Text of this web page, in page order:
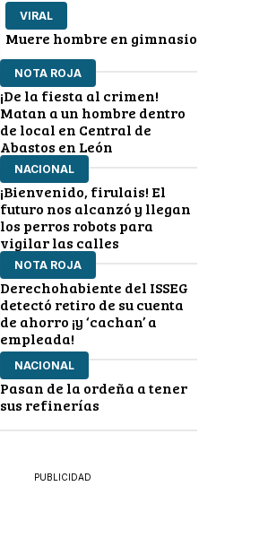
VIRAL
Muere hombre en gimnasio
NOTA ROJA
¡De la fiesta al crimen!
Matan a un hombre dentro
de local en Central de
Abastos en León
NACIONAL
¡Bienvenido, firulais! El
futuro nos alcanzó y llegan
los perros robots para
vigilar las calles
NOTA ROJA
Derechohabiente del ISSEG
detectó retiro de su cuenta
de ahorro ¡y ‘cachan’ a
empleada!
NACIONAL
Pasan de la ordeña a tener
sus refinerías
PUBLICIDAD